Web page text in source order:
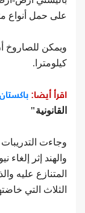
على حمل أنواع
كيلومترا.
اقرأ أيضا:
القانونية"
وجاءت
والهند إثر
المتنازع عليه
الثلاث التي